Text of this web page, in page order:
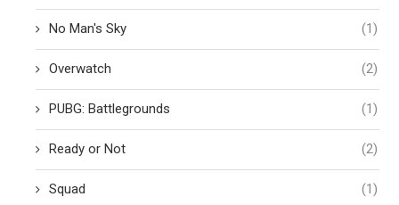
No Man's Sky (1)
Overwatch (2)
PUBG: Battlegrounds (1)
Ready or Not (2)
Squad (1)